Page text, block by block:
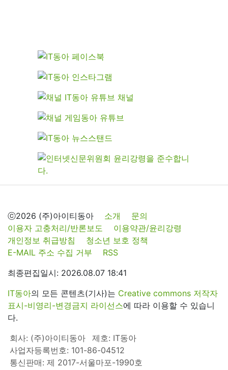
ⓒ2026 (주)아이티동아 소개
문의
이용자 고충처리/반론보도
이용약관/윤리강령
개인정보 취급방침
청소년 보호 정책
E-MAIL 주소 수집 거부
RSS
최종편집일시: 2026.08.07 18:41
IT동아의 모든 콘텐츠(기사)는 Creative commons 저작자
표시-비영리-변경금지 라이선스에 따라 이용할 수 있습니
다.
회사: (주)아이티동아
제호: IT동아
사업자등록번호: 101-86-04512
통신판매: 제 2017-서울마포-1990호